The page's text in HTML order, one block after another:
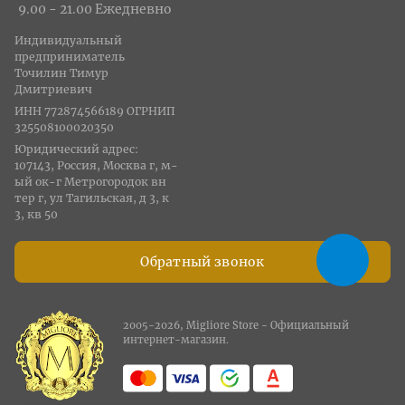
9.00 - 21.00 Ежедневно
Обратный звонок
Индивидуальный
предприниматель
Точилин Тимур
Дмитриевич
ИНН 772874566189 ОГРНИП
325508100020350
Юридический адрес:
107143, Россия, Москва г, м-
ый ок-г Метрогородок вн
тер г, ул Тагильская, д 3, к
3, кв 50
2005-2026, Migliore Store - Официальный
интернет-магазин.